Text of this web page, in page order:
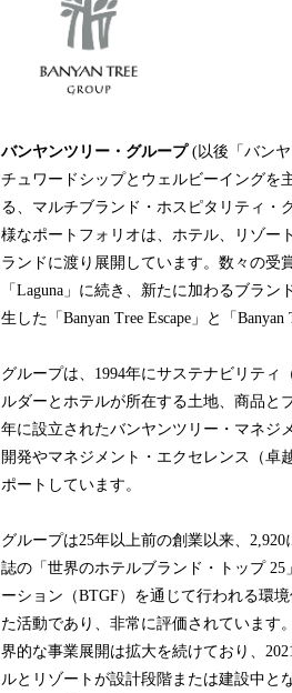
バンヤンツリー・グループ(以後「バンヤ
チュワードシップとウェルビーイングを
る、マルチブランド・ホスピタリティ・
様なポートフォリオは、ホテル、リゾー
ランドに渡り展開しています。数々の受
「Laguna」に続き、新たに加わるブラ
生した「Banyan Tree Escape」と「
グループは、1994年にサステナビリテ
ルダーとホテルが所在する土地、商品と
年に設立されたバンヤンツリー・マネジ
開発やマネジメント・エクセレンス（卓
ポートしています。
グループは25年以上前の創業以来、
誌の「世界のホテルブランド・トップ
ーション（BTGF）を通じて行われる環
た活動であり、非常に評価されています
界的な事業展開は拡大を続けており、
ルとリゾートが設計段階または建設中と